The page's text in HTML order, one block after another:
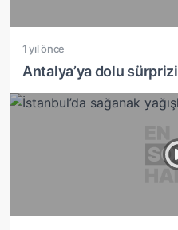
1 yıl önce
Antalya’ya dolu sürprizi